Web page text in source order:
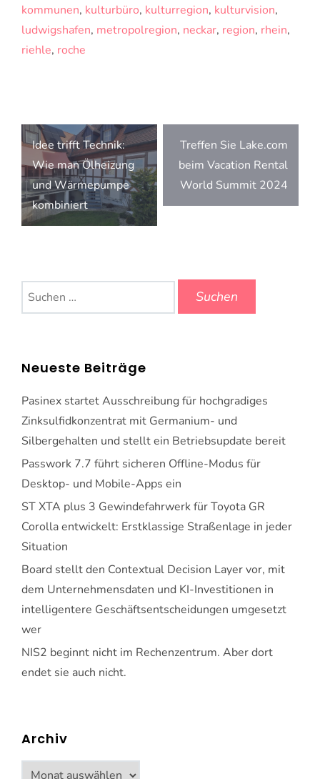
kommunen, kulturbüro, kulturregion, kulturvision,
ludwigshafen, metropolregion, neckar, region, rhein,
riehle, roche
Beitragsnavigation
Idee trifft Technik:
Wie man Ölheizung
und Wärmepumpe
kombiniert
Treffen Sie Lake.com
beim Vacation Rental
World Summit 2024
Suchen
nach:
Neueste Beiträge
Pasinex startet Ausschreibung für hochgradiges
Zinksulfidkonzentrat mit Germanium- und
Silbergehalten und stellt ein Betriebsupdate bereit
Passwork 7.7 führt sicheren Offline-Modus für
Desktop- und Mobile-Apps ein
ST XTA plus 3 Gewindefahrwerk für Toyota GR
Corolla entwickelt: Erstklassige Straßenlage in jeder
Situation
Board stellt den Contextual Decision Layer vor, mit
dem Unternehmensdaten und KI-Investitionen in
intelligentere Geschäftsentscheidungen umgesetzt
wer
NIS2 beginnt nicht im Rechenzentrum. Aber dort
endet sie auch nicht.
Archiv
Archiv